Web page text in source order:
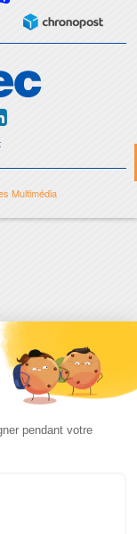
Multimédia